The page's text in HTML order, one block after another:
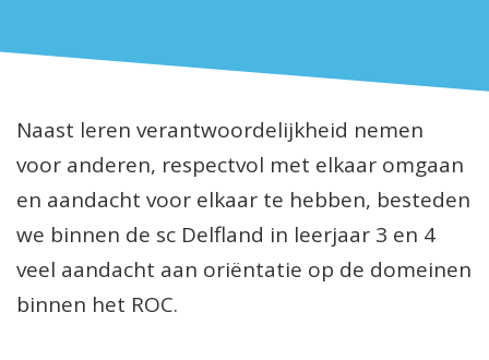
Naast leren verantwoordelijkheid nemen
voor anderen, respectvol met elkaar omgaan
en aandacht voor elkaar te hebben, besteden
we binnen de sc Delfland in leerjaar 3 en 4
veel aandacht aan oriëntatie op de domeinen
binnen het ROC.